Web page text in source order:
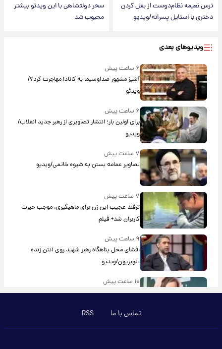
ترس نعیمه نظام‌دوست از بغل کردن
دختری با استایل پسرانه/ویدیو
سحر دولتشاهی با این ویدئو بیشتر
محبوب شد
ویدیوهای بعدی
۶ ساعت پیش
آشپز مشهور صداوسیما به کانادا مهاجرت کرد؟/
ویدئو
۶ ساعت پیش
برای اولین بار؛ انتشار تصاویری از رهبر جدید انقلاب/
ویدیو
۷ ساعت پیش
تصاویر عمامه بستن به شیوه خاتمی/ویدیو
۷ ساعت پیش
ترفند عجیب این زن برای ماهیگیری، موجب حیرت
کاربران شد+ فیلم
۹ ساعت پیش
افشای محل پناهگاه‌ رهبر شهید روی آنتن زنده
تلویزیون/ویدیو
۱۰ ساعت پیش
ترس نعیمه نظام‌دوست از بغل کردن دختری با
تماس با ما RSS